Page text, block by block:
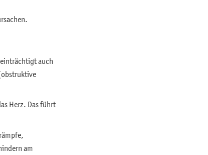
auch
Herz. Das führt
am